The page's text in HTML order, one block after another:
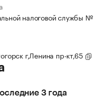
налоговой службы №
г,Ленина пр-кт,65
3 года